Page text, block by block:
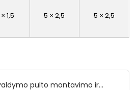
1,5 5 × 2,5 5 × 2,5
pulto montavimo ir